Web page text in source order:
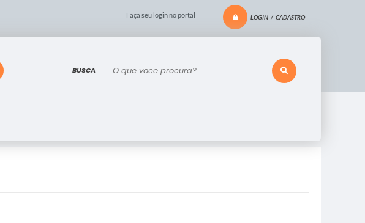
Faça seu login no portal LOGIN / CADASTRO
O que voce procura?